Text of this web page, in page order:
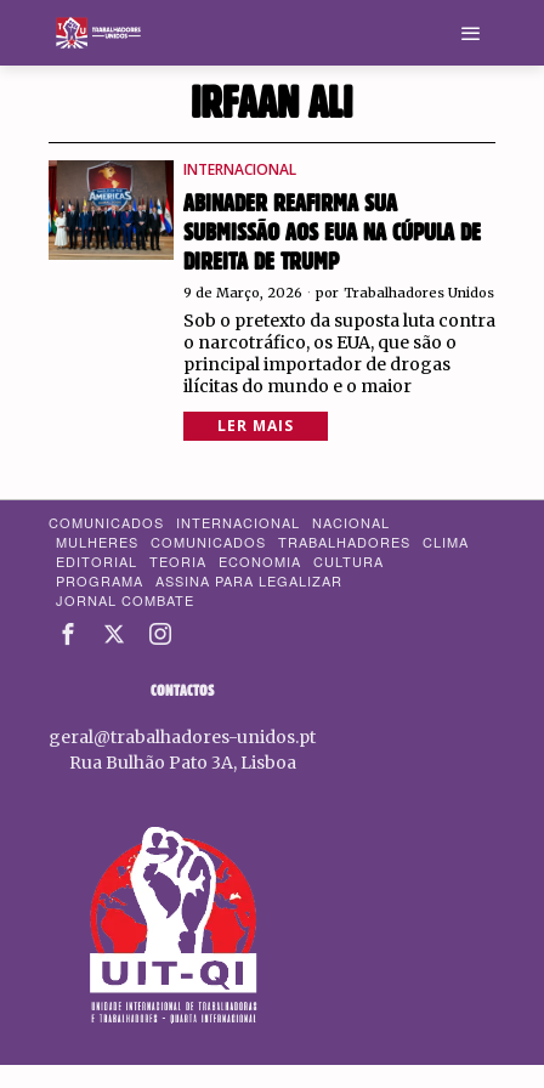
IRFAAN ALI
INTERNACIONAL
ABINADER REAFIRMA SUA
SUBMISSÃO AOS EUA NA CÚPULA DE
DIREITA DE TRUMP
9 de Março, 2026 por Trabalhadores Unidos
Sob o pretexto da suposta luta contra
o narcotráfico, os EUA, que são o
principal importador de drogas
ilícitas do mundo e o maior
LER MAIS
COMUNICADOS INTERNACIONAL
NACIONAL
MULHERES
COMUNICADOS TRABALHADORES
CLIMA
EDITORIAL
TEORIA ECONOMIA
CULTURA
PROGRAMA
ASSINA PARA LEGALIZAR
JORNAL COMBATE
CONTACTOS
geral@trabalhadores-unidos.pt
Rua Bulhão Pato 3A, Lisboa